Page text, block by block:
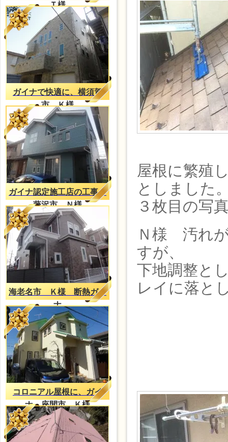
Ｔ様
ガイナで快適に、横須賀
市 Ｋ様
ガイナ認定施工店の工事
藤沢市 Ｎ様
海老名市 Ｋ様 断熱ガイ
ナ
コロニアル屋根に、ガイ
ナ。座間市、Ｋ様
屋根に繁殖
としました
３枚目の写
Ｎ様 汚れ
すが、
下地調整と
レイに落と